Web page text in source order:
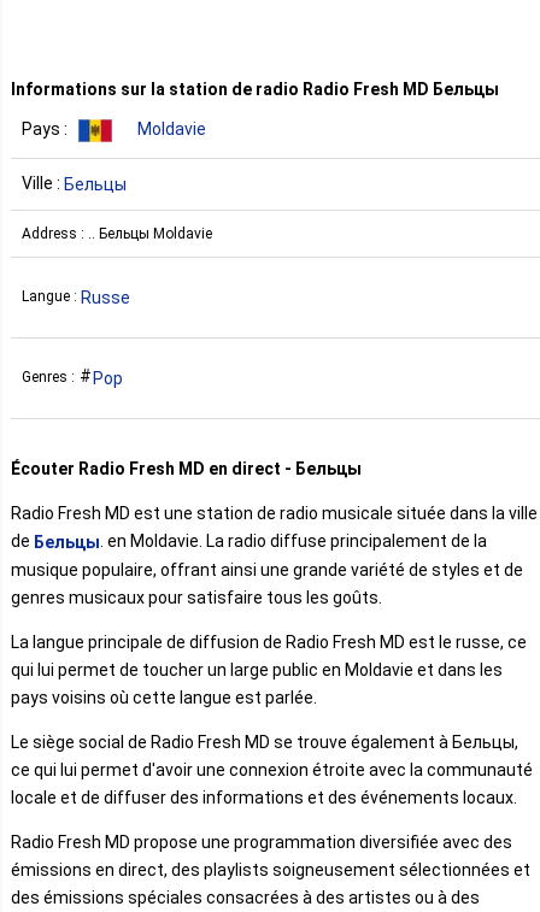
Informations sur la station de radio Radio Fresh MD Бельцы
Pays : Moldavie
Ville : Бельцы
Address : .. Бельцы Moldavie
Langue : Russe
Genres : Pop
Écouter Radio Fresh MD en direct - Бельцы
Radio Fresh MD est une station de radio musicale située dans la ville
de Бельцы . en Moldavie. La radio diffuse principalement de la
musique populaire, offrant ainsi une grande variété de styles et de
genres musicaux pour satisfaire tous les goûts.
La langue principale de diffusion de Radio Fresh MD est le russe, ce
qui lui permet de toucher un large public en Moldavie et dans les
pays voisins où cette langue est parlée.
Le siège social de Radio Fresh MD se trouve également à Бельцы,
ce qui lui permet d'avoir une connexion étroite avec la communauté
locale et de diffuser des informations et des événements locaux.
Radio Fresh MD propose une programmation diversifiée avec des
émissions en direct, des playlists soigneusement sélectionnées et
des émissions spéciales consacrées à des artistes ou à des